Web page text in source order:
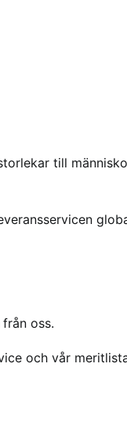
till
oss.
och vår